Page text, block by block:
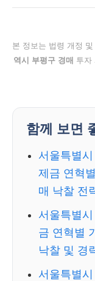
본 정보는 법령 개정
역시 부평구 경매 투자
함께 보면
서울특별
제금 연혁
매 낙찰 전
서울특별
금 연혁별
낙찰 및 경
서울특별